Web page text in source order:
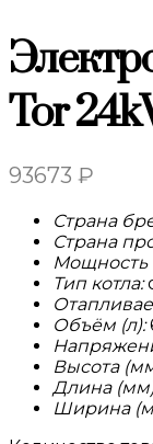
Tor
93673 ₽
Страна
Страна
Мощность
Тип котла:
Объём (л):
Высота
Длина
Ширина